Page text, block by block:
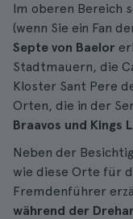
Im oberen Bereich
(wenn Sie ein Fan
Septe von Baelor
Stadtmauern, die
Kloster Sant Pere
Orten, die in der
Braavos und Kings
Neben der
wie diese Orte für
Fremdenführer
während der